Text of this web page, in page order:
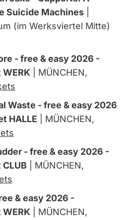
Suicide Machines
(im Werksviertel Mitte)
- free & easy 2026 -
| MÜNCHEN,
Waste - free & easy 2026
HALLE | MÜNCHEN,
- free & easy 2026 -
| MÜNCHEN,
& easy 2026 -
| MÜNCHEN,